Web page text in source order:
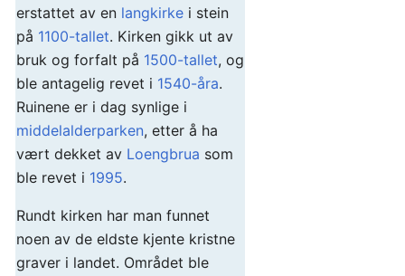
erstattet av en langkirke i stein
på 1100-tallet. Kirken gikk ut av
bruk og forfalt på 1500-tallet, og
ble antagelig revet i 1540-åra.
Ruinene er i dag synlige i
middelalderparken, etter å ha
vært dekket av Loengbrua som
ble revet i 1995.
Rundt kirken har man funnet
noen av de eldste kjente kristne
graver i landet. Området ble